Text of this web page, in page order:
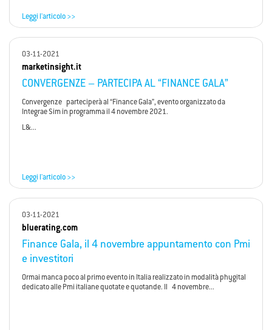
Leggi l'articolo >>
03-11-2021
marketinsight.it
CONVERGENZE – PARTECIPA AL “FINANCE GALA”
Convergenze parteciperà al “Finance Gala”, evento organizzato da
Integrae Sim in programma il 4 novembre 2021.
L&...
Leggi l'articolo >>
03-11-2021
bluerating.com
Finance Gala, il 4 novembre appuntamento con Pmi
e investitori
Ormai manca poco al primo evento in Italia realizzato in modalità phygital
dedicato alle Pmi italiane quotate e quotande. Il 4 novembre...